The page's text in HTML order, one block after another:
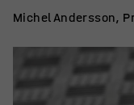
Michel Andersson,